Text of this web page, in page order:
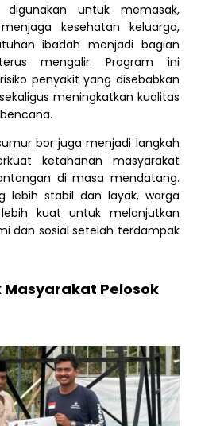
untuk memasak,
kesehatan keluarga,
ibadah menjadi bagian
mengalir. Program ini
penyakit yang disebabkan
meningkatkan kualitas
bor juga menjadi langkah
ketahanan masyarakat
di masa mendatang.
lebih stabil dan layak, warga
kuat untuk melanjutkan
dan sosial setelah terdampak
Pelosok